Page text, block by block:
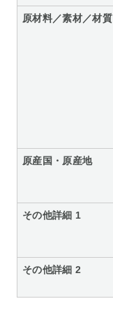
原材料／素材／材質
原産国・原産地
その他詳細 1
その他詳細 2